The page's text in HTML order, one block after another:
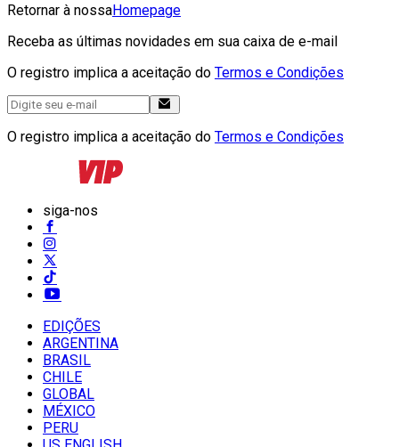
Retornar à nossaHomepage
Receba as últimas novidades em sua caixa de e-mail
O registro implica a aceitação do Termos e Condições
O registro implica a aceitação do Termos e Condições
siga-nos
EDIÇÕES
ARGENTINA
BRASIL
CHILE
GLOBAL
MÉXICO
PERU